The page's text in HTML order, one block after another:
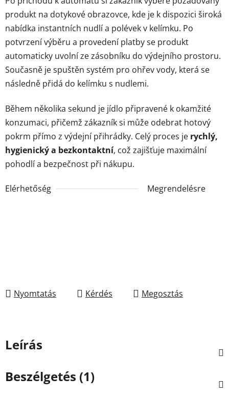
produkt na dotykové obrazovce, kde je k dispozici široká
nabídka instantních nudlí a polévek v kelímku. Po
potvrzení výběru a provedení platby se produkt
automaticky uvolní ze zásobníku do výdejního prostoru.
Současně je spuštěn systém pro ohřev vody, která se
následně přidá do kelímku s nudlemi.
Během několika sekund je jídlo připravené k okamžité
konzumaci, přičemž zákazník si může odebrat hotový
pokrm přímo z výdejní přihrádky. Celý proces je rychlý,
hygienický a bezkontaktní, což zajišťuje maximální
pohodlí a bezpečnost při nákupu.
Elérhetőség Megrendelésre
Nyomtatás Kérdés Megosztás
Leírás
Beszélgetés (1)